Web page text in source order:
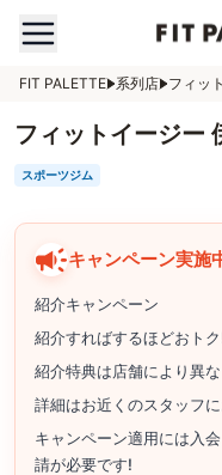
FIT PALETTE 系列店 フィッ
フィットイージー
スポーツジム
キャンペーン実施
紹介キャンペーン
紹介すればするほどおト
紹介特典は店舗により異
詳細はお近くのスタッフ
キャンペーン適用には入
請が必要です!